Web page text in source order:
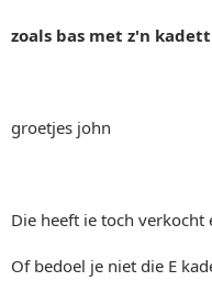
zoals bas met z'n kadett
groetjes john
Die heeft ie toch verkocht
Of bedoel je niet die E